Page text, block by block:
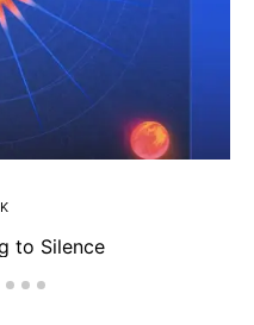
to Silence